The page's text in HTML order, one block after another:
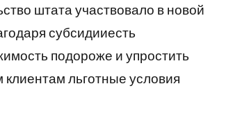
штата участвовало в новой
субсидииесть
подороже и упростить
льготные условия